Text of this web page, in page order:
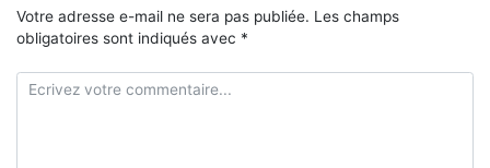
Votre adresse e-mail ne sera pas publiée. Les champs
obligatoires sont indiqués avec *